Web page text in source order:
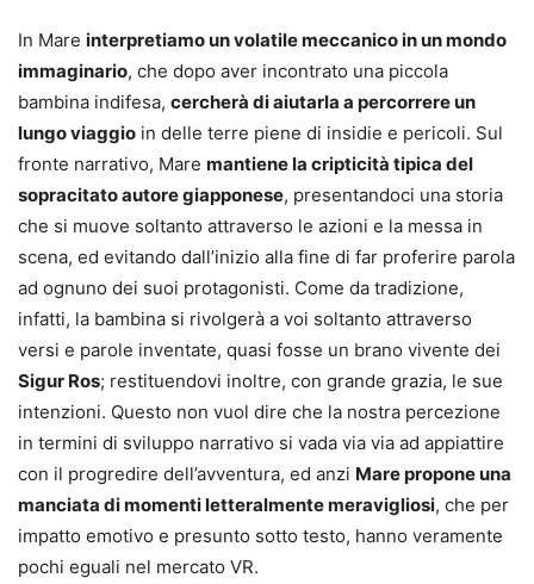
In Mare interpretiamo un volatile meccanico in un mondo
immaginario, che dopo aver incontrato una piccola
bambina indifesa, cercherà di aiutarla a percorrere un
lungo viaggio in delle terre piene di insidie e pericoli. Sul
fronte narrativo, Mare mantiene la cripticità tipica del
sopracitato autore giapponese, presentandoci una storia
che si muove soltanto attraverso le azioni e la messa in
scena, ed evitando dall’inizio alla fine di far proferire parola
ad ognuno dei suoi protagonisti. Come da tradizione,
infatti, la bambina si rivolgerà a voi soltanto attraverso
versi e parole inventate, quasi fosse un brano vivente dei
Sigur Ros; restituendovi inoltre, con grande grazia, le sue
intenzioni. Questo non vuol dire che la nostra percezione
in termini di sviluppo narrativo si vada via via ad appiattire
con il progredire dell’avventura, ed anzi Mare propone una
manciata di momenti letteralmente meravigliosi, che per
impatto emotivo e presunto sotto testo, hanno veramente
pochi eguali nel mercato VR.